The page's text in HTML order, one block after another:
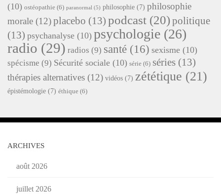
(10) ostéopathie (6) paranormal (5) philosophie (7) philosophie
morale (12)placebo (13) podcast (20)politique
(13) psychanalyse (10) psychologie (26)
radio (29) radios (9) santé (16) sexisme (10)
spécisme (9) Sécurité sociale (10) série (6) séries (13)
thérapies alternatives (12) vidéos (7) zététique (21)
épistémologie (7) éthique (6)
ARCHIVES
août 2026
juillet 2026